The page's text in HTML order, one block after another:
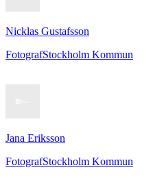
Nicklas Gustafsson
FotografStockholm Kommun
Jana Eriksson
FotografStockholm Kommun